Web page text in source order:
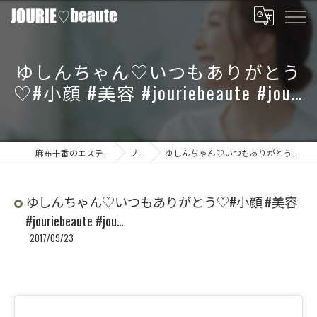
ゆしんちゃん♡いつもありがとう
♡#小顔 #美容 #jouriebeaute #jou…
ブログ ゆしんちゃん♡いつもありがとう♡#小顔 #美容 #jouriebeaute #jou…
ゆしんちゃん♡いつもありがとう♡#小顔 #美容
#jouriebeaute #jou…
2017/09/23